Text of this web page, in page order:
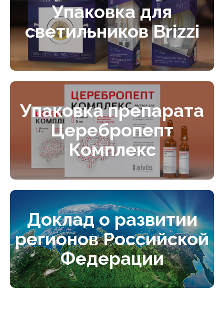
Упаковка для
светильников Brizzi
Упаковка препарата
Церебропепт
Комплекс
Доклад о развитии
регионов Российской
Федерации